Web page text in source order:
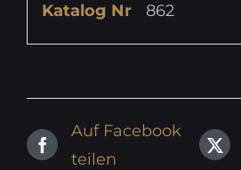
Katalog Nr
862
Auf Facebook
teilen